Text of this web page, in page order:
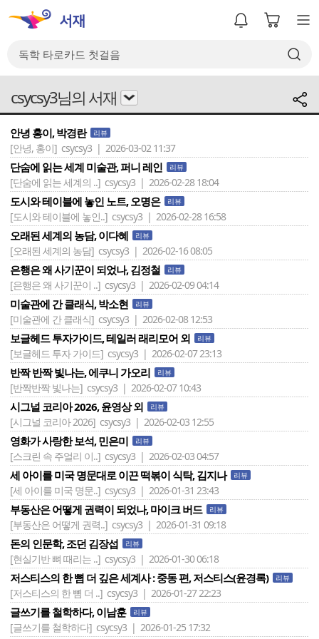
csycsy3님의 서재
안녕 홍이, 박경란 리뷰
[안녕, 홍이] csycsy3 | 2026-03-02 11:37
단숨에 읽는 세계 미술관, 퍼니 레인 리뷰
[단숨에 읽는 세계의 ..] csycsy3 | 2026-02-28 18:04
도시와 테이블에 놓인 노트, 오명은 리뷰
[도시와 테이블에 놓인..] csycsy3 | 2026-02-28 16:58
오래된 세계의 농담, 이다혜 리뷰
[오래된 세계의 농담] csycsy3 | 2026-02-16 08:05
은행은 왜 사기꾼이 되었나, 김정철 리뷰
[은행은 왜 사기꾼이 ..] csycsy3 | 2026-02-09 04:14
미술관에 간 클래식, 박소현 리뷰
[미술관에 간 클래식] csycsy3 | 2026-02-08 12:53
보글헤드 투자가이드, 테일러 래리모어 외 리뷰
[보글헤드 투자 가이드] csycsy3 | 2026-02-07 23:13
반짝 반짝 빛나는, 에쿠니 가오리 리뷰
[반짝반짝 빛나는] csycsy3 | 2026-02-07 10:43
시그널 코리아 2026, 윤영상 외 리뷰
[시그널 코리아 2026] csycsy3 | 2026-02-03 12:55
영화가 사랑한 보석, 민은미 리뷰
[스크린 속 주얼리 이..] csycsy3 | 2026-02-03 04:57
세 아이를 미국 명문대로 이끈 떡볶이 식탁, 김지나 리뷰
[세 아이를 미국 명문..] csycsy3 | 2026-01-31 23:43
부동산은 어떻게 권력이 되었나, 마이크 버드 리뷰
[부동산은 어떻게 권력..] csycsy3 | 2026-01-31 09:18
돈의 인문학, 조던 김장섭 리뷰
[현실기반 뼈 때리는 ..] csycsy3 | 2026-01-30 06:18
저스티스의 한 뼘 더 깊은 세계사 : 중동 편, 저스티스(윤경록) 리뷰
[저스티스의 한 뼘 더 ..] csycsy3 | 2026-01-27 22:23
글쓰기를 철학하다, 이남훈 리뷰
[글쓰기를 철학하다] csycsy3 | 2026-01-25 17:32